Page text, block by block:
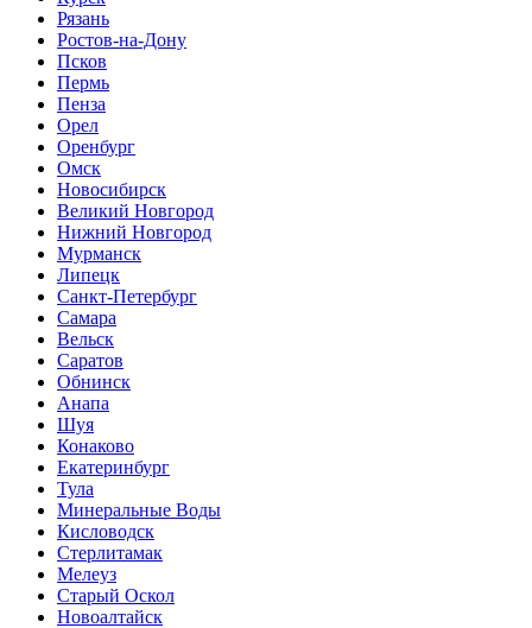
Рязань
Ростов-на-Дону
Псков
Пермь
Пенза
Орел
Оренбург
Омск
Новосибирск
Великий Новгород
Нижний Новгород
Мурманск
Липецк
Санкт-Петербург
Самара
Вельск
Саратов
Обнинск
Анапа
Шуя
Конаково
Екатеринбург
Тула
Минеральные Воды
Кисловодск
Стерлитамак
Мелеуз
Старый Оскол
Новоалтайск